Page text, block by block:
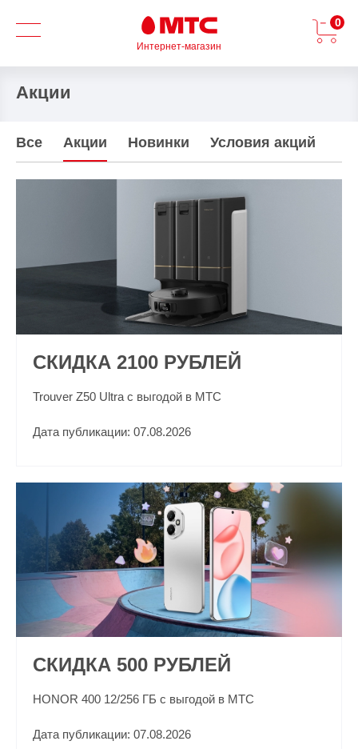
Интернет-магазин
0
Акции
Все Акции Новинки Условия акций
СКИДКА 2100 РУБЛЕЙ
Trouver Z50 Ultra с выгодой в МТС
Дата публикации: 07.08.2026
СКИДКА 500 РУБЛЕЙ
HONOR 400 12/256 ГБ с выгодой в МТС
Дата публикации: 07.08.2026